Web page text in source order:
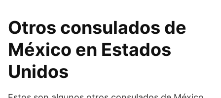
Otros consulados de
México en Estados
Unidos